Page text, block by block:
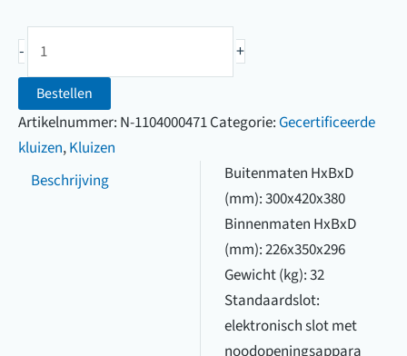
-
PS
Privékluis
1
elo
+
Bestellen
Artikelnummer: N-1104000471Categorie:Gecertificeerde
kluizen,Kluizen
Beschrijving
Buitenmaten HxBxD
(mm): 300x420x380
Binnenmaten HxBxD
(mm): 226x350x296
Gewicht (kg): 32
Standaardslot:
elektronisch slot met
noodopeningsappara